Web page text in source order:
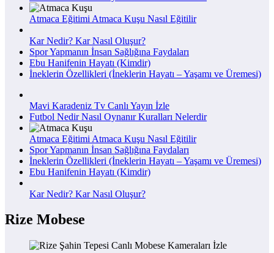
Atmaca Eğitimi Atmaca Kuşu Nasıl Eğitilir
Kar Nedir? Kar Nasıl Oluşur?
Spor Yapmanın İnsan Sağlığına Faydaları
Ebu Hanifenin Hayatı (Kimdir)
İneklerin Özellikleri (İneklerin Hayatı – Yaşamı ve Üremesi)
Mavi Karadeniz Tv Canlı Yayın İzle
Futbol Nedir Nasıl Oynanır Kuralları Nelerdir
Atmaca Eğitimi Atmaca Kuşu Nasıl Eğitilir
Spor Yapmanın İnsan Sağlığına Faydaları
İneklerin Özellikleri (İneklerin Hayatı – Yaşamı ve Üremesi)
Ebu Hanifenin Hayatı (Kimdir)
Kar Nedir? Kar Nasıl Oluşur?
Rize Mobese